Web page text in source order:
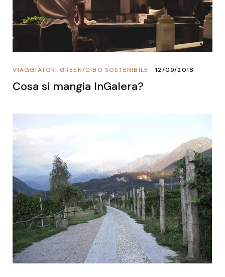
CIBO SOSTENIBILE
/
VIAGGIATORI GREEN 12/09/2018
Cosa si mangia InGalera?